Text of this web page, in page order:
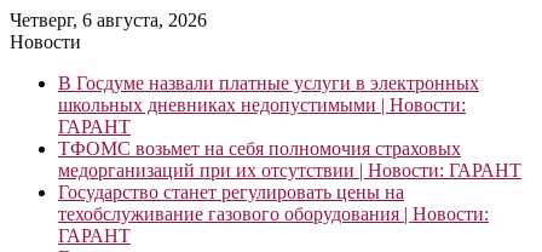
Четверг, 6 августа, 2026
Новости
В Госдуме назвали платные услуги в электронных
школьных дневниках недопустимыми | Новости:
ГАРАНТ
ТФОМС возьмет на себя полномочия страховых
медорганизаций при их отсутствии | Новости: ГАРАНТ
Государство станет регулировать цены на
техобслуживание газового оборудования | Новости:
ГАРАНТ